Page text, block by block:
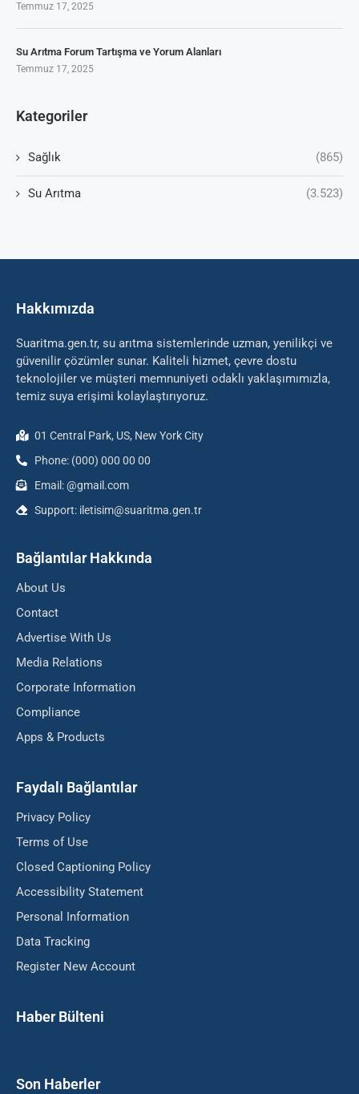
Temmuz 17, 2025
Su Arıtma Forum Tartışma ve Yorum Alanları
Temmuz 17, 2025
Kategoriler
Sağlık (865)
Su Arıtma (3.523)
Hakkımızda
Suaritma.gen.tr, su arıtma sistemlerinde uzman, yenilikçi ve
güvenilir çözümler sunar. Kaliteli hizmet, çevre dostu
teknolojiler ve müşteri memnuniyeti odaklı yaklaşımımızla,
temiz suya erişimi kolaylaştırıyoruz.
01 Central Park, US, New York City
Phone: (000) 000 00 00
Email: @gmail.com
Support: iletisim@suaritma.gen.tr
Bağlantılar Hakkında
About Us
Contact
Advertise With Us
Media Relations
Corporate Information
Compliance
Apps & Products
Faydalı Bağlantılar
Privacy Policy
Terms of Use
Closed Captioning Policy
Accessibility Statement
Personal Information
Data Tracking
Register New Account
Haber Bülteni
Son Haberler